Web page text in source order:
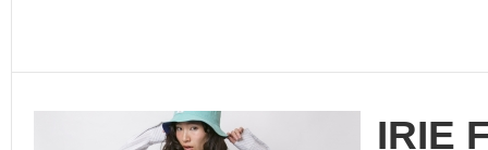
IRIE